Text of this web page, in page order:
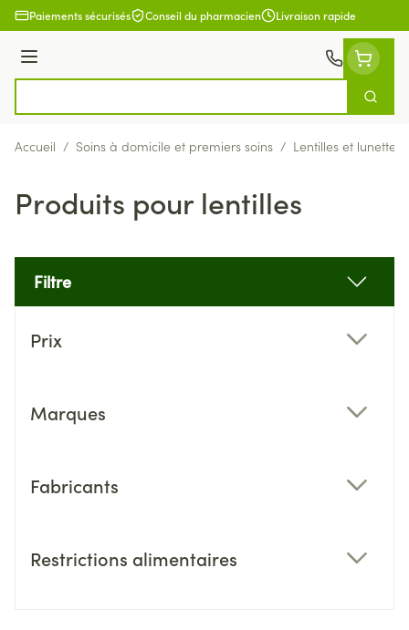
Aller au contenu
Paiements sécurisés Conseil du pharmacien Livraison rapide
Menu
Accueil / Soins à domicile et premiers soins / Lentilles et lunettes
Produits pour lentilles
Filtre
Prix
Marques
Fabricants
Restrictions alimentaires